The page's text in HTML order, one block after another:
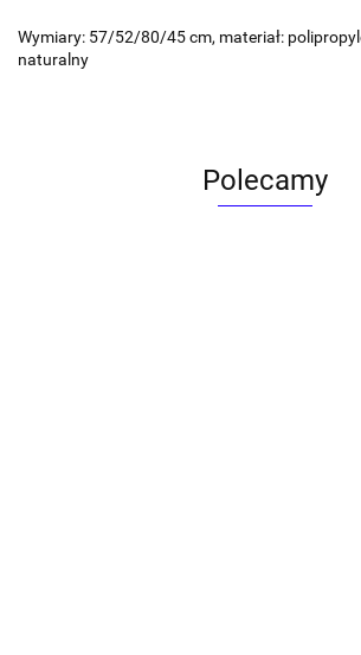
Wymiary: 57/52/80/45 cm, materiał:
naturalny
Polecamy